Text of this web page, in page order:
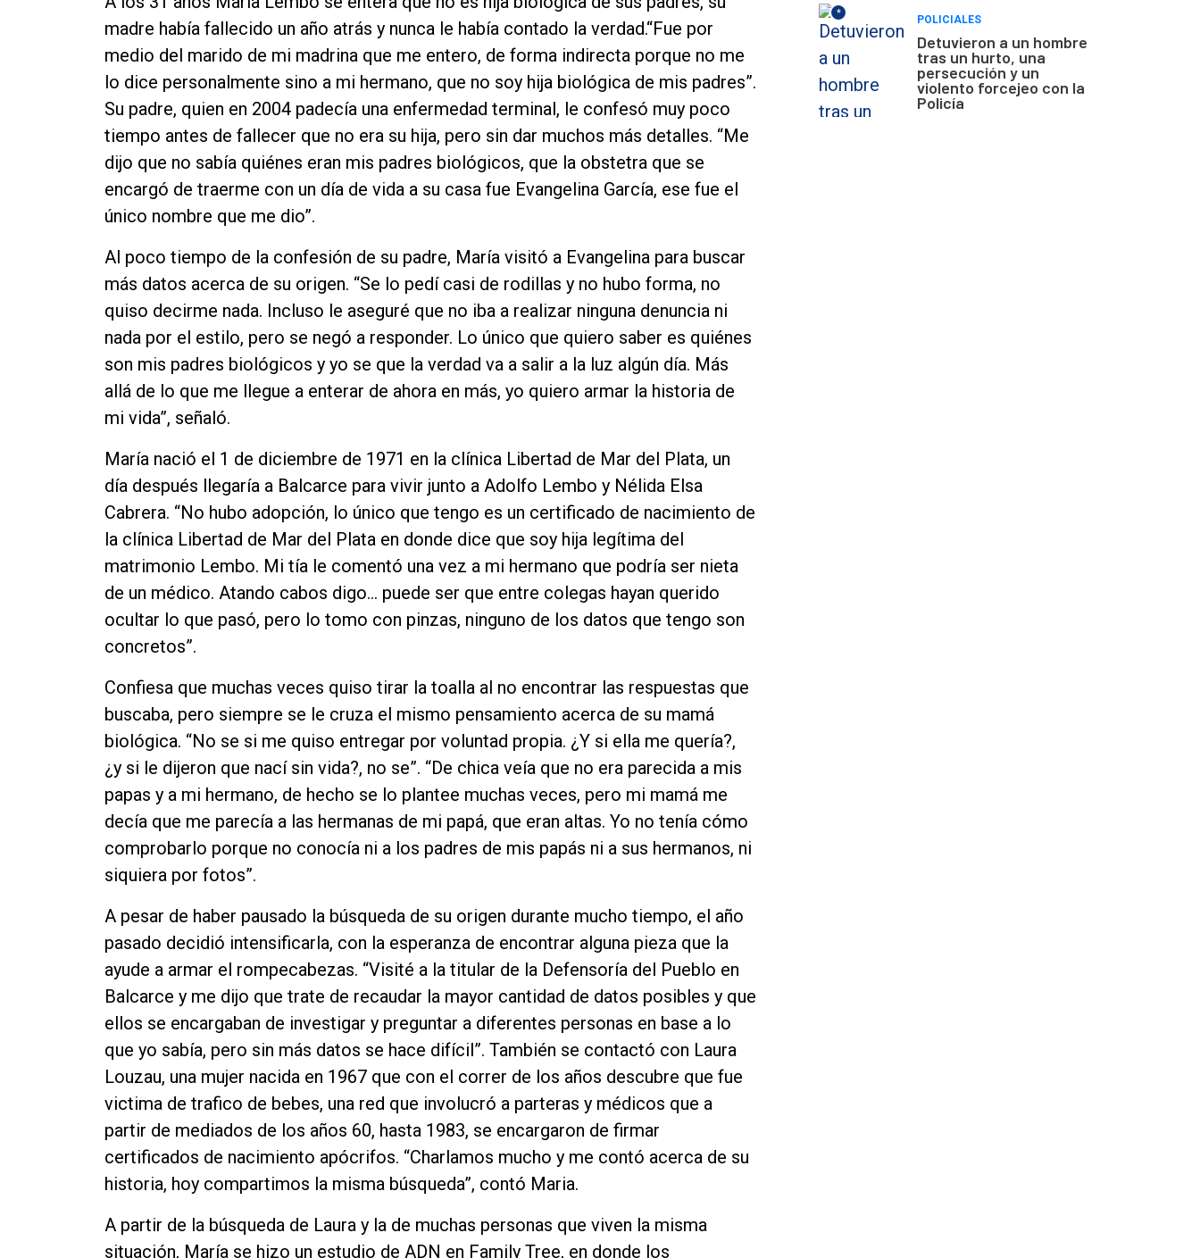
madre había fallecido un año atrás y nunca le había contado la verdad.“Fue por
medio del marido de mi madrina que me entero, de forma indirecta porque no me
lo dice personalmente sino a mi hermano, que no soy hija biológica de mis padres”.
Su padre, quien en 2004 padecía una enfermedad terminal, le confesó muy poco
tiempo antes de fallecer que no era su hija, pero sin dar muchos más detalles. “Me
dijo que no sabía quiénes eran mis padres biológicos, que la obstetra que se
encargó de traerme con un día de vida a su casa fue Evangelina García, ese fue el
único nombre que me dio”.
Al poco tiempo de la confesión de su padre, María visitó a Evangelina para buscar
más datos acerca de su origen. “Se lo pedí casi de rodillas y no hubo forma, no
quiso decirme nada. Incluso le aseguré que no iba a realizar ninguna denuncia ni
nada por el estilo, pero se negó a responder. Lo único que quiero saber es quiénes
son mis padres biológicos y yo se que la verdad va a salir a la luz algún día. Más
allá de lo que me llegue a enterar de ahora en más, yo quiero armar la historia de
mi vida”, señaló.
María nació el 1 de diciembre de 1971 en la clínica Libertad de Mar del Plata, un
día después llegaría a Balcarce para vivir junto a Adolfo Lembo y Nélida Elsa
Cabrera. “No hubo adopción, lo único que tengo es un certificado de nacimiento de
la clínica Libertad de Mar del Plata en donde dice que soy hija legítima del
matrimonio Lembo. Mi tía le comentó una vez a mi hermano que podría ser nieta
de un médico. Atando cabos digo... puede ser que entre colegas hayan querido
ocultar lo que pasó, pero lo tomo con pinzas, ninguno de los datos que tengo son
concretos”.
Confiesa que muchas veces quiso tirar la toalla al no encontrar las respuestas que
buscaba, pero siempre se le cruza el mismo pensamiento acerca de su mamá
biológica. “No se si me quiso entregar por voluntad propia. ¿Y si ella me quería?,
¿y si le dijeron que nací sin vida?, no se”. “De chica veía que no era parecida a mis
papas y a mi hermano, de hecho se lo plantee muchas veces, pero mi mamá me
decía que me parecía a las hermanas de mi papá, que eran altas. Yo no tenía cómo
comprobarlo porque no conocía ni a los padres de mis papás ni a sus hermanos, ni
siquiera por fotos”.
A pesar de haber pausado la búsqueda de su origen durante mucho tiempo, el año
pasado decidió intensificarla, con la esperanza de encontrar alguna pieza que la
ayude a armar el rompecabezas. “Visité a la titular de la Defensoría del Pueblo en
Balcarce y me dijo que trate de recaudar la mayor cantidad de datos posibles y que
ellos se encargaban de investigar y preguntar a diferentes personas en base a lo
que yo sabía, pero sin más datos se hace difícil”. También se contactó con Laura
Louzau, una mujer nacida en 1967 que con el correr de los años descubre que fue
victima de trafico de bebes, una red que involucró a parteras y médicos que a
partir de mediados de los años 60, hasta 1983, se encargaron de firmar
certificados de nacimiento apócrifos. “Charlamos mucho y me contó acerca de su
historia, hoy compartimos la misma búsqueda”, contó Maria.
A partir de la búsqueda de Laura y la de muchas personas que viven la misma
situación, María se hizo un estudio de ADN en Family Tree, en donde los
*
POLICIALES
Detuvieron a un hombre
tras un hurto, una
persecución y un
violento forcejeo con la
Policía